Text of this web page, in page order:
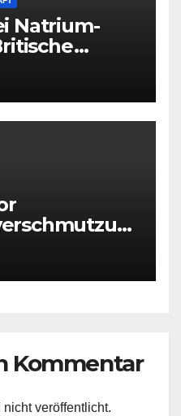
Natrium-
Kommentar
veröffentlicht.